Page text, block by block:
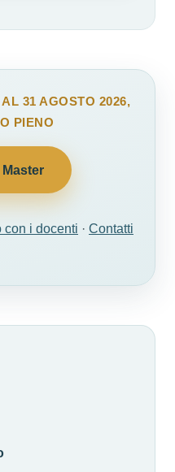
31 AGOSTO 2026,
PIENO
Master
con i docenti · Contatti